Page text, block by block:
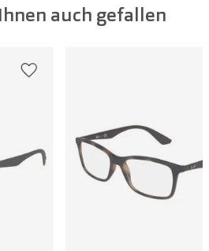
48 mm
auch gefallen